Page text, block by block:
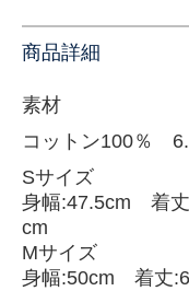
商品詳細
素材
コットン100％
Sサイズ
身幅:47.5cm 着
cm
Mサイズ
身幅:50cm 着丈